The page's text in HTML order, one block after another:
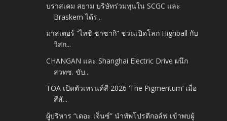
บราสเคม สยาม บริษัทร่วมทุนใน SCGC และ
Braskem ได้ร...
มาสเตอร์ “ไทชิ ซาซากิ” ชวนเปิดโลก Highball กับ
วิสก...
CHANGAN และ Shanghai Electric Drive ผนึก
สวทช. ขับ...
TOA เปิดตัวเทรนด์สี 2026 ‘The Pigmentum’ เมื่อ
สีสั...
ผู้บริหาร “เดอะ เจ็นซ์” นำทัพโปรตีกอล์ฟ เข้าพบผู้